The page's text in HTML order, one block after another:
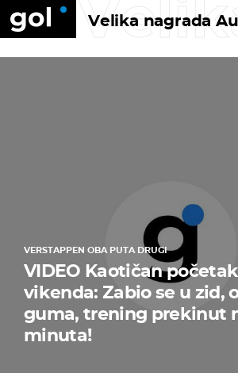
Velika nagrada
VERSTAPPEN OBA PUTA DRUGI
VIDEO Kaotičan početak
vikenda: Zabio se u zid,
guma, trening prekinut
minuta!